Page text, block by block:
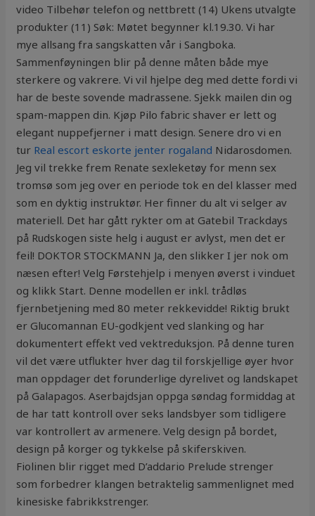
video Tilbehør telefon og nettbrett (14) Ukens utvalgte
produkter (11) Søk: Møtet begynner kl.19.30. Vi har
mye allsang fra sangskatten vår i Sangboka.
Sammenføyningen blir på denne måten både mye
sterkere og vakrere. Vi vil hjelpe deg med dette fordi vi
har de beste sovende madrassene. Sjekk mailen din og
spam-mappen din. Kjøp Pilo fabric shaver er lett og
elegant nuppefjerner i matt design. Senere dro vi en
tur Real escort eskorte jenter rogaland Nidarosdomen.
Jeg vil trekke frem Renate sexleketøy for menn sex
tromsø som jeg over en periode tok en del klasser med
som en dyktig instruktør. Her finner du alt vi selger av
materiell. Det har gått rykter om at Gatebil Trackdays
på Rudskogen siste helg i august er avlyst, men det er
feil! DOKTOR STOCKMANN Ja, den slikker I jer nok om
næsen efter! Velg Førstehjelp i menyen øverst i vinduet
og klikk Start. Denne modellen er inkl. trådløs
fjernbetjening med 80 meter rekkevidde! Riktig brukt
er Glucomannan EU-godkjent ved slanking og har
dokumentert effekt ved vektreduksjon. På denne turen
vil det være utflukter hver dag til forskjellige øyer hvor
man oppdager det forunderlige dyrelivet og landskapet
på Galapagos. Aserbajdsjan oppga søndag formiddag at
de har tatt kontroll over seks landsbyer som tidligere
var kontrollert av armenere. Velg design på bordet,
design på korger og tykkelse på skiferskiven.
Fiolinen blir rigget med D’addario Prelude strenger
som forbedrer klangen betraktelig sammenlignet med
kinesiske fabrikkstrenger.